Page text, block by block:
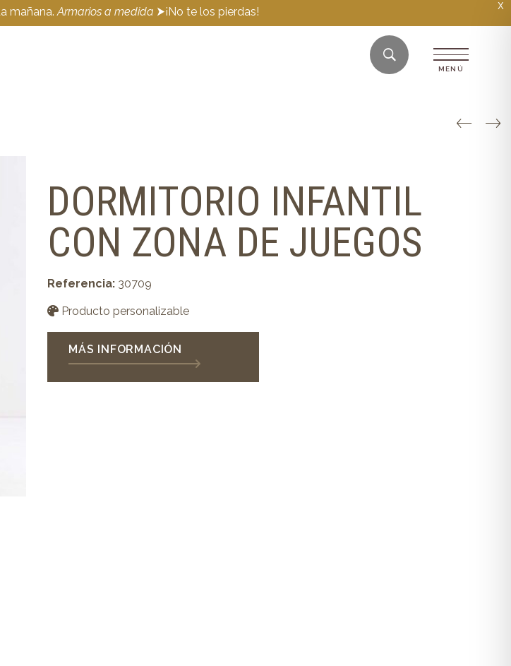
X
mañana. Armarios a medida ⮞¡No te los pierdas!
DORMITORIO INFANTIL
CON ZONA DE JUEGOS
Referencia: 30709
Producto personalizable
MÁS INFORMACIÓN